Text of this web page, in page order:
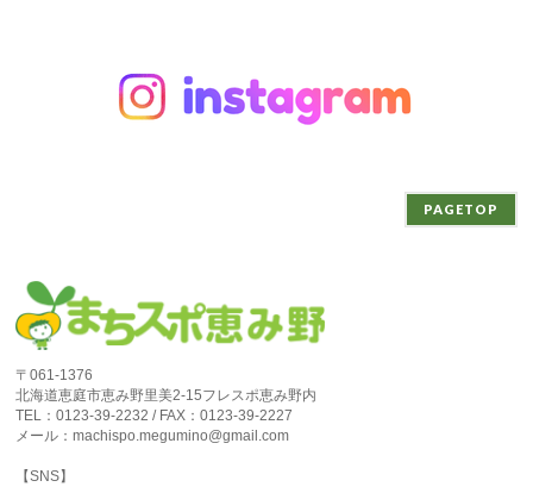
PAGETOP
〒061-1376
北海道恵庭市恵み野里美2-15フレスポ恵み野内
TEL：0123-39-2232 / FAX：0123-39-2227
メール：machispo.megumino@gmail.com
【SNS】